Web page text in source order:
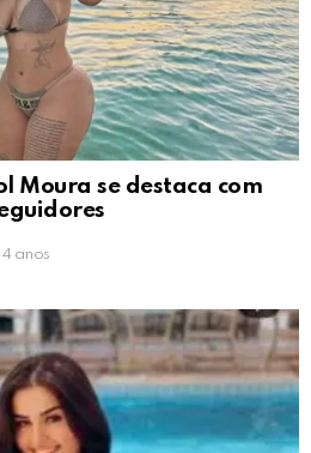
Moura se destaca com
4 anos